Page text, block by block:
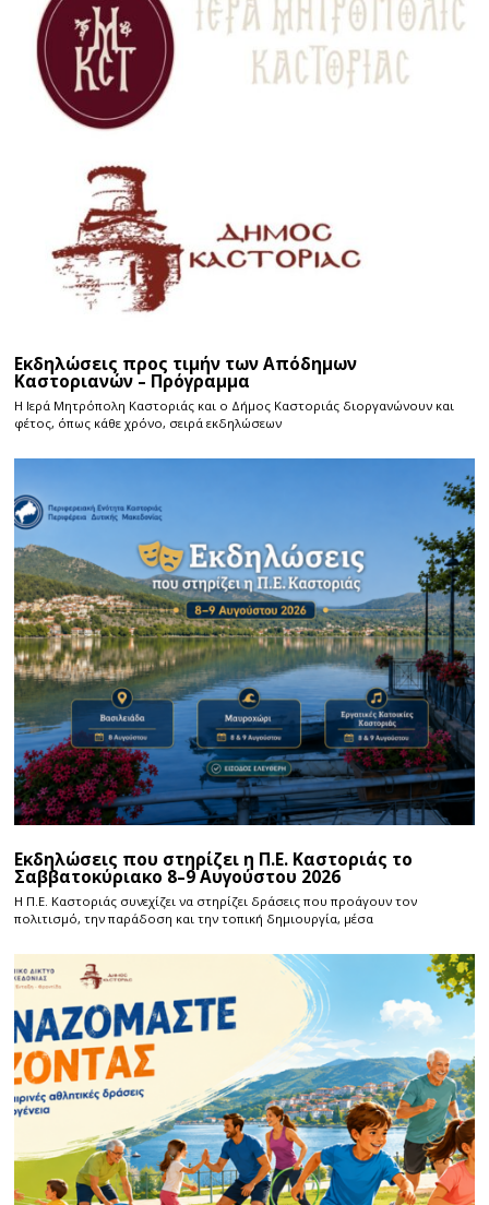
Εκδηλώσεις προς τιμήν των Απόδημων
Καστοριανών – Πρόγραμμα
Η Ιερά Μητρόπολη Καστοριάς και ο Δήμος Καστοριάς διοργανώνουν και
φέτος, όπως κάθε χρόνο, σειρά εκδηλώσεων
Εκδηλώσεις που στηρίζει η Π.Ε. Καστοριάς το
Σαββατοκύριακο 8–9 Αυγούστου 2026
Η Π.E. Καστοριάς συνεχίζει να στηρίζει δράσεις που προάγουν τον
πολιτισμό, την παράδοση και την τοπική δημιουργία, μέσα